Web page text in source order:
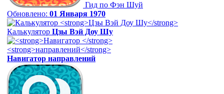
Гид по Фэн Шуй
Обновлено: 01 Января 1970
Калькулятор Цзы Вэй Доу Шу
Навигатор направлений